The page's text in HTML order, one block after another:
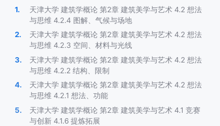
天津大学 建筑学概论 第2章 建筑美学与艺术 4.2 想法
与思维 4.2.4 图解、气候与场地
天津大学 建筑学概论 第2章 建筑美学与艺术 4.2 想法
与思维 4.2.3 空间、材料与光线
天津大学 建筑学概论 第2章 建筑美学与艺术 4.2 想法
与思维 4.2.2 结构、限制
天津大学 建筑学概论 第2章 建筑美学与艺术 4.2 想法
与思维 4.2.1 想法、功能
天津大学 建筑学概论 第2章 建筑美学与艺术 4.1 竞赛
与创新 4.1.6 提炼拓展